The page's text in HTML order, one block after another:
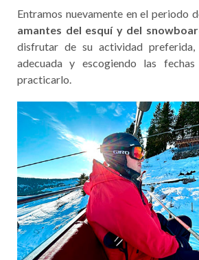
Entramos nuevamente en el periodo
amantes del esquí y del
disfrutar de su actividad
adecuada y escogiendo las
practicarlo.